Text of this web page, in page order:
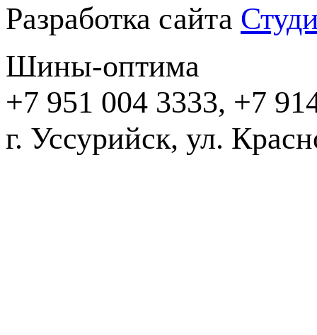
Разработка сайта
Шины-оптима
+7 951 004 3333, +7
г. Уссурийск, ул.